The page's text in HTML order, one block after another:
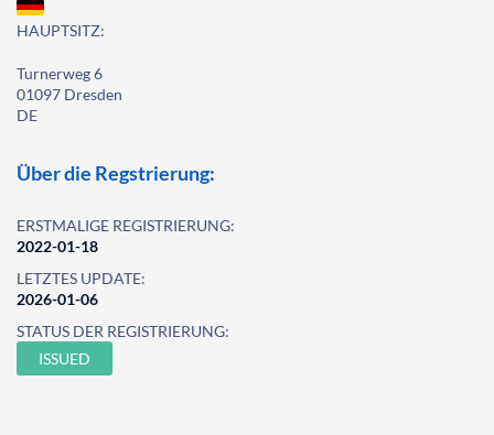
HAUPTSITZ:
Turnerweg 6
01097 Dresden
DE
Über die Regstrierung:
ERSTMALIGE REGISTRIERUNG:
2022-01-18
LETZTES UPDATE:
2026-01-06
STATUS DER REGISTRIERUNG:
ISSUED